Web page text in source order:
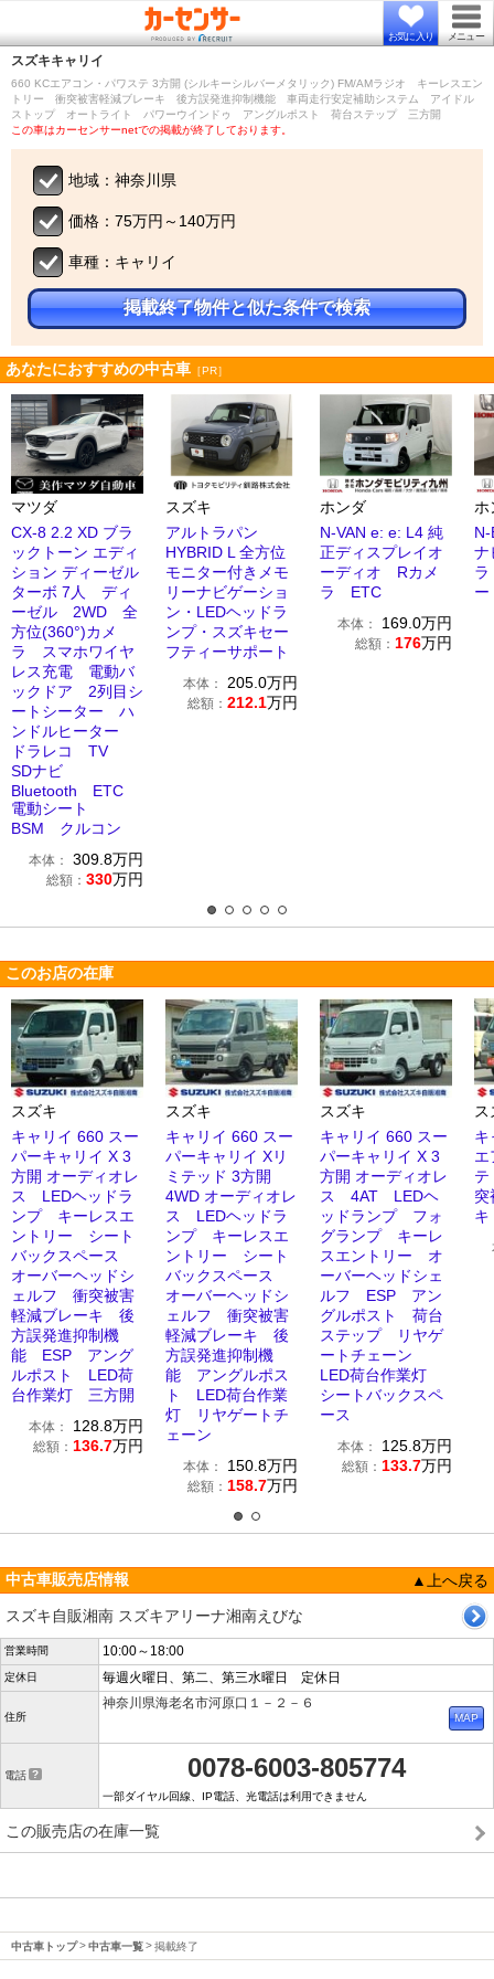
お気に入り メニュー
スズキキャリイ
660 KCエアコン・パワステ 3方開 (シルキーシルバーメタリック) FM/AMラジオ キーレスエン
トリー 衝突被害軽減ブレーキ 後方誤発進抑制機能 車両走行安定補助システム アイドル
ストップ オートライト パワーウインドゥ アングルポスト 荷台ステップ 三方開
この車はカーセンサーnetでの掲載が終了しております。
地域：神奈川県
価格：75万円～140万円
車種：キャリイ
掲載終了物件と似た条件で検索
あなたにおすすめの中古車 ［PR］
マツダ
CX-8 2.2 XD ブラ
ックトーン エディ
ション ディーゼル
ターボ 7人 ディ
ーゼル 2WD 全
方位(360°)カメ
ラ スマホワイヤ
レス充電 電動バ
ックドア 2列目シ
ートシーター ハ
ンドルヒーター
ドラレコ TV
SDナビ
Bluetooth ETC
電動シート
BSM クルコン
本体： 309.8万円
総額： 330万円
スズキ
アルトラパン
HYBRID L 全方位
モニター付きメモ
リーナビゲーショ
ン・LEDヘッドラ
ンプ・スズキセー
フティーサポート
本体： 205.0万円
総額： 212.1万円
ホンダ
N-VAN e: e: L4 純
正ディスプレイオ
ーディオ Rカメ
ラ ETC
本体： 169.0万円
総額： 176万円
ホ
ー
このお店の在庫
スズキ
キャリイ 660 スー
パーキャリイ X 3
方開 オーディオレ
ス LEDヘッドラ
ンプ キーレスエ
ントリー シート
バックスペース
オーバーヘッドシ
ェルフ 衝突被害
軽減ブレーキ 後
方誤発進抑制機
能 ESP アング
ルポスト LED荷
台作業灯 三方開
本体： 128.8万円
総額： 136.7万円
スズキ
キャリイ 660 スー
パーキャリイ Xリ
ミテッド 3方開
4WD オーディオレ
ス LEDヘッドラ
ンプ キーレスエ
ントリー シート
バックスペース
オーバーヘッドシ
ェルフ 衝突被害
軽減ブレーキ 後
方誤発進抑制機
能 アングルポス
ト LED荷台作業
灯 リヤゲートチ
ェーン
本体： 150.8万円
総額： 158.7万円
スズキ
キャリイ 660 スー
パーキャリイ X 3
方開 オーディオレ
ス 4AT LEDヘ
ッドランプ フォ
グランプ キーレ
スエントリー オ
ーバーヘッドシェ
ルフ ESP アン
グルポスト 荷台
ステップ リヤゲ
ートチェーン
LED荷台作業灯
シートバックスペ
ース
本体： 125.8万円
総額： 133.7万円
ス
キ
エ
テ
突
キ
中古車販売店情報
▲上へ戻る
スズキ自販湘南 スズキアリーナ湘南えびな
営業時間 10:00～18:00
定休日 毎週火曜日、第二、第三水曜日 定休日
住所
神奈川県海老名市河原口１－２－６
電話 0078-6003-805774
一部ダイヤル回線、IP電話、光電話は利用できません
この販売店の在庫一覧
中古車トップ 中古車一覧 掲載終了